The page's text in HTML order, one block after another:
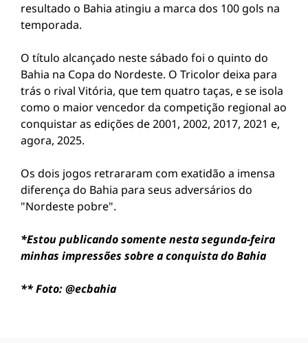
resultado o Bahia atingiu a marca dos 100 gols na
temporada.
O título alcançado neste sábado foi o quinto do
Bahia na Copa do Nordeste. O Tricolor deixa para
trás o rival Vitória, que tem quatro taças, e se isola
como o maior vencedor da competição regional ao
conquistar as edições de 2001, 2002, 2017, 2021 e,
agora, 2025.
Os dois jogos retrararam com exatidão a imensa
diferença do Bahia para seus adversários do
"Nordeste pobre".
*Estou publicando somente nesta segunda-feira
minhas impressões sobre a conquista do Bahia
** Foto: @ecbahia